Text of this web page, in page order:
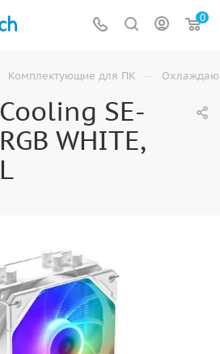
0
Комплектующие для ПК —
SE-
WHITE,